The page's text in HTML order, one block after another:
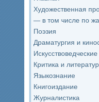
Художественная
— в том числе по
Поэзия
Драматургия и
Критика и
Языкознание
Книгоиздание
Журналистика